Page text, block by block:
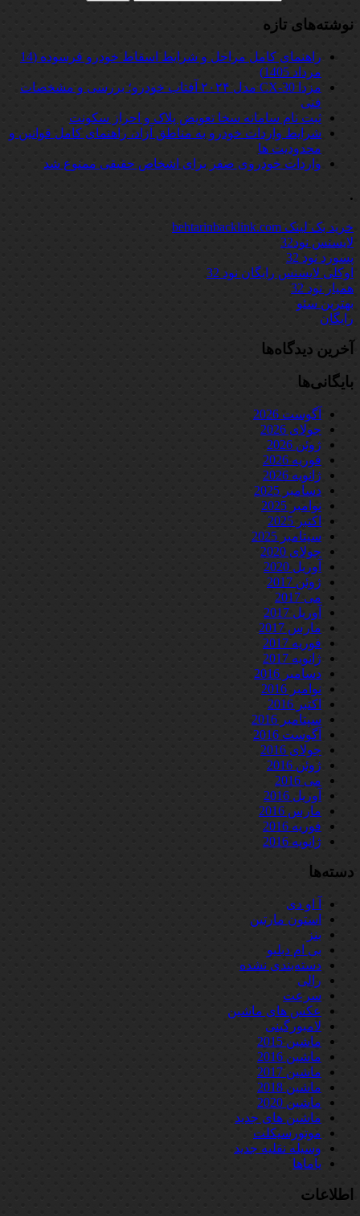
نوشته‌های تازه
راهنمای کامل مراحل و شرایط اسقاط خودرو فرسوده (14
مرداد 1405)
مزدا CX-30 مدل ۲۰۲۴ آفتاب خودرو؛ بررسی و مشخصات
فنی
ثبت نام سامانه سخا تعویض پلاک و احراز سکونت
شرایط واردات خودرو به مناطق آزاد، راهنمای کامل قوانین و
محدودیت ها
واردات خودروی صفر برای اشخاص حقیقی ممنوع شد
.
خرید بک لینک behtarinbacklink.com
لایسنس نود32
پسورد نود 32
اوکلی لایسنس رایگان نود 32
همیار نود 32
بهترین سئو
رایگان
آخرین دیدگاه‌ها
بایگانی‌ها
آگوست 2026
جولای 2026
ژوئن 2026
فوریه 2026
ژانویه 2026
دسامبر 2025
نوامبر 2025
اکتبر 2025
سپتامبر 2025
جولای 2020
آوریل 2020
ژوئن 2017
می 2017
آوریل 2017
مارس 2017
فوریه 2017
ژانویه 2017
دسامبر 2016
نوامبر 2016
اکتبر 2016
سپتامبر 2016
آگوست 2016
جولای 2016
ژوئن 2016
می 2016
آوریل 2016
مارس 2016
فوریه 2016
ژانویه 2016
دسته‌ها
آ او دی
استون مارتین
بنز
بی ام دبلیو
دسته‌بندی نشده
رالی
سرعت
عکس های ماشین
لامبورگینی
ماشین 2015
ماشین 2016
ماشین 2017
ماشین 2018
ماشین 2020
ماشین های جدید
موتورسیکلت
وسیله نقلیه جدید
یاماها
اطلاعات